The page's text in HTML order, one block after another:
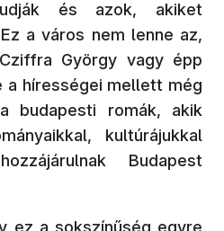
és azok, akiket
a város nem lenne az,
György vagy épp
a hírességei mellett még
budapesti romák, akik
kultúrájukkal
Budapest
ez a sokszínűség egyre